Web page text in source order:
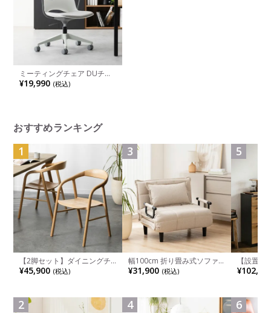
ミーティングチェア DUチェ
ア オフィスチェア 肘付き キ
ャスター付き 椅子 モダン チ
¥19,990 (税込)
おすすめランキング
1
【2脚セット】ダイニングチ
ェア 木製 LUGA 肘付き チェ
ア 天然木 リビング椅子 板座
ュラル ブラウン 完成品
¥45,900 (税込)
2
3
幅100cm 折り畳み式ソファ
ベッド コンパクト リクライ
ニング カウチスタイル 省ス
¥31,900 (税込)
4
5
【設置
チンカウ
板 引き出
れ ウッデ
ル グレー
6